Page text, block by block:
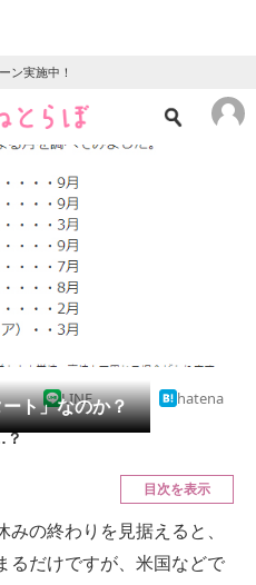
ン実施中！
ニュース
クイズ
地域
教育・育児
ト」なのか？
LINE hatena
？
目次を表示
の終わりを見据えると、
るだけですが、米国などで